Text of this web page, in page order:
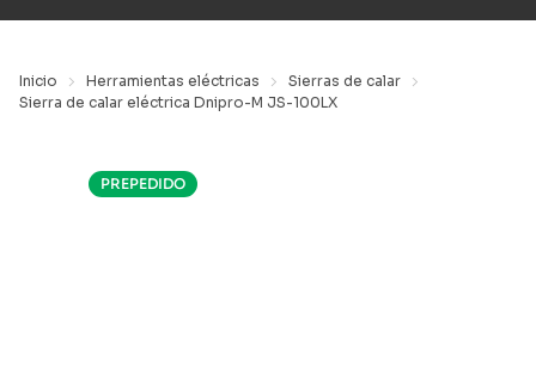
Inicio Herramientas eléctricas
Sierras de calar
Sierra de calar eléctrica Dnipro-M JS-100LX
PREPEDIDO